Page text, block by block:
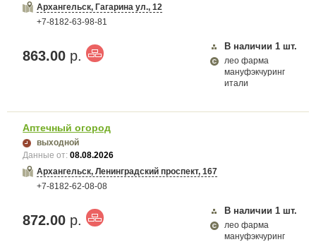
Архангельск, Гагарина ул., 12
+7-8182-63-98-81
863.00 р.
В наличии 1 шт.
лео фарма
мануфэкчуринг
итали
Аптечный огород
выходной
Данные от:08.08.2026
Архангельск, Ленинградский проспект, 167
+7-8182-62-08-08
872.00 р.
В наличии 1 шт.
лео фарма
мануфэкчуринг